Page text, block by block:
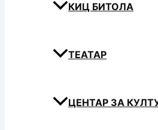
КИЦ БИТОЛА
ТЕАТАР
ЦЕНТАР ЗА